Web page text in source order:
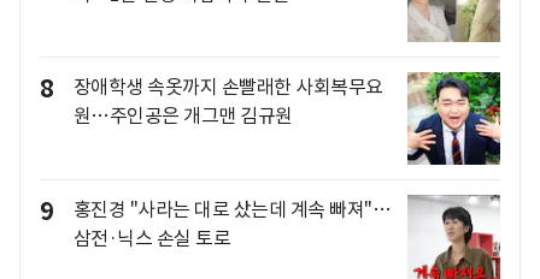
8
장애학생 속옷까지 손빨래한 사회복무요
원…주인공은 개그맨 김규원
9
홍진경 "사라는 대로 샀는데 계속 빠져"…
삼전·닉스 손실 토로